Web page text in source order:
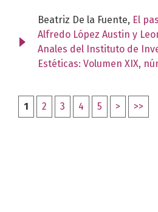
Beatriz De la Fuente, El
Alfredo López Austin y
Anales del Instituto de
Estéticas: Volumen XIX,
1 2 3 4 5 > >>